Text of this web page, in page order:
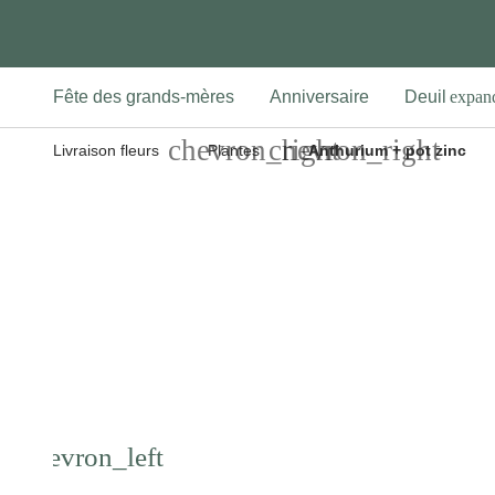
Fête des grands-mères Anniversaire Deuil
Livraison fleurs Plantes Anthurium + pot zinc
Previous